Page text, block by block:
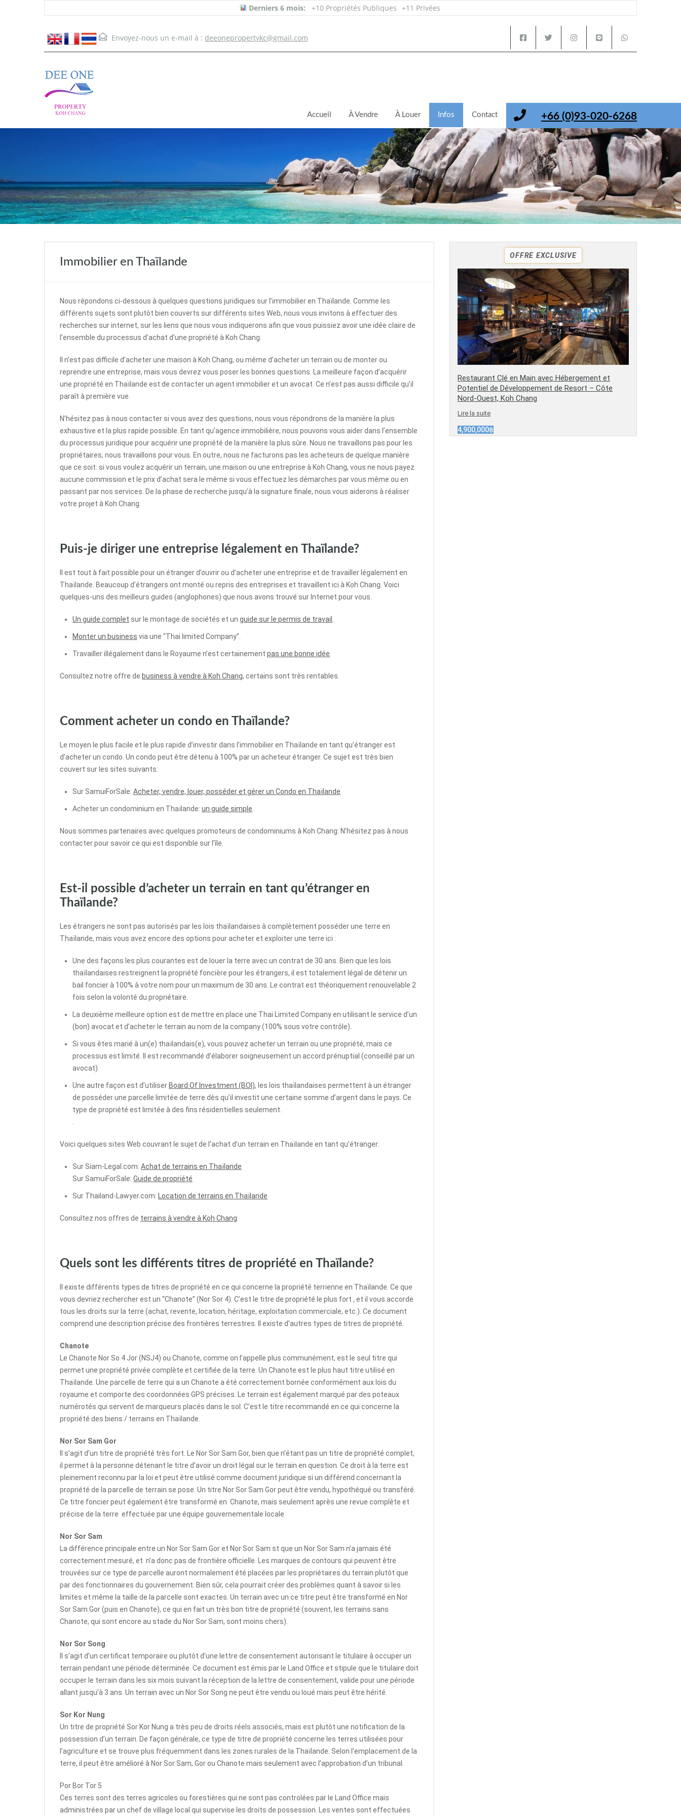
Derniers 6 mois: +10 Propriétés Publiques +11 Privées
Envoyez-nous un e-mail à : deeonepropertykc@gmail.com
+66 (0)93-020-6268
Accueil À Vendre À Louer Infos Contact
Immobilier en Thaïlande
Nous répondons ci-dessous à quelques questions juridiques sur l’immobilier en Thaïlande. Comme les
différents sujets sont plutôt bien couverts sur différents sites Web, nous vous invitons à effectuer des
recherches sur internet, sur les liens que nous vous indiquerons afin que vous puissiez avoir une idée claire de
l’ensemble du processus d’achat d’une propriété à Koh Chang.
Il n’est pas difficile d’acheter une maison à Koh Chang, ou même d’acheter un terrain ou de monter ou
reprendre une entreprise, mais vous devrez vous poser les bonnes questions. La meilleure façon d’acquérir
une propriété en Thaïlande est de contacter un agent immobilier et un avocat. Ce n’est pas aussi difficile qu’il
paraît à première vue.
N’hésitez pas à nous contacter si vous avez des questions, nous vous répondrons de la manière la plus
exhaustive et la plus rapide possible. En tant qu’agence immobilière, nous pouvons vous aider dans l’ensemble
du processus juridique pour acquérir une propriété de la manière la plus sûre. Nous ne travaillons pas pour les
propriétaires, nous travaillons pour vous. En outre, nous ne facturons pas les acheteurs de quelque manière
que ce soit: si vous voulez acquérir un terrain, une maison ou une entreprise à Koh Chang, vous ne nous payez
aucune commission et le prix d’achat sera le même si vous effectuez les démarches par vous même ou en
passant par nos services. De la phase de recherche jusqu’à la signature finale, nous vous aiderons à réaliser
votre projet à Koh Chang.
Puis-je diriger une entreprise légalement en Thaïlande?
Il est tout à fait possible pour un étranger d’ouvrir ou d’acheter une entreprise et de travailler légalement en
Thaïlande. Beaucoup d’étrangers ont monté ou repris des entreprises et travaillent ici à Koh Chang. Voici
quelques-uns des meilleurs guides (anglophones) que nous avons trouvé sur Internet pour vous.
Un guide complet sur le montage de sociétés et un guide sur le permis de travail
Monter un business via une “Thai limited Company”.
Travailler illégalement dans le Royaume n’est certainement pas une bonne idée
Consultez notre offre de business à vendre à Koh Chang, certains sont très rentables.
Comment acheter un condo en Thaïlande?
Le moyen le plus facile et le plus rapide d’investir dans l’immobilier en Thaïlande en tant qu’étranger est
d’acheter un condo. Un condo peut être détenu à 100% par un acheteur étranger. Ce sujet est très bien
couvert sur les sites suivants:
Sur SamuiForSale: Acheter, vendre, louer, posséder et gérer un Condo en Thaïlande
Acheter un condominium en Thaïlande: un guide simple
Nous sommes partenaires avec quelques promoteurs de condominiums à Koh Chang: N’hésitez pas à nous
contacter pour savoir ce qui est disponible sur l’île.
Est-il possible d’acheter un terrain en tant qu’étranger en
Thaïlande?
Les étrangers ne sont pas autorisés par les lois thaïlandaises à complètement posséder une terre en
Thaïlande, mais vous avez encore des options pour acheter et exploiter une terre ici :
Une des façons les plus courantes est de louer la terre avec un contrat de 30 ans. Bien que les lois
thaïlandaises restreignent la propriété foncière pour les étrangers, il est totalement légal de détenir un
bail foncier à 100% à votre nom pour un maximum de 30 ans. Le contrat est théoriquement renouvelable 2
fois selon la volonté du propriétaire.
La deuxième meilleure option est de mettre en place une Thai Limited Company en utilisant le service d’un
(bon) avocat et d’acheter le terrain au nom de la company (100% sous votre contrôle).
Si vous êtes marié à un(e) thaïlandais(e), vous pouvez acheter un terrain ou une propriété, mais ce
processus est limité. Il est recommandé d’élaborer soigneusement un accord prénuptial (conseillé par un
avocat).
Une autre façon est d’utiliser Board Of Investment (BOI), les lois thaïlandaises permettent à un étranger
de posséder une parcelle limitée de terre dès qu’il investit une certaine somme d’argent dans le pays. Ce
type de propriété est limitée à des fins résidentielles seulement.
Voici quelques sites Web couvrant le sujet de l’achat d’un terrain en Thaïlande en tant qu’étranger:
Sur Siam-Legal.com: Achat de terrains en Thaïlande
Sur SamuiForSale: Guide de propriété
Sur Thailand-Lawyer.com: Location de terrains en Thaïlande
Consultez nos offres de terrains à vendre à Koh Chang
Quels sont les différents titres de propriété en Thaïlande?
Il existe différents types de titres de propriété en ce qui concerne la propriété terrienne en Thaïlande. Ce que
vous devriez rechercher est un “Chanote” (Nor Sor 4). C’est le titre de propriété le plus fort , et il vous accorde
tous les droits sur la terre (achat, revente, location, héritage, exploitation commerciale, etc.). Ce document
comprend une description précise des frontières terrestres. Il existe d’autres types de titres de propriété.
Chanote
Le Chanote Nor So 4 Jor (NSJ4) ou Chanote, comme on l’appelle plus communément, est le seul titre qui
permet une propriété privée complète et certifiée de la terre. Un Chanote est le plus haut titre utilisé en
Thaïlande. Une parcelle de terre qui a un Chanote a été correctement bornée conformément aux lois du
royaume et comporte des coordonnées GPS précises. Le terrain est également marqué par des poteaux
numérotés qui servent de marqueurs placés dans le sol. C’est le titre recommandé en ce qui concerne la
propriété des biens / terrains en Thaïlande.
Nor Sor Sam Gor
Il s’agit d’un titre de propriété très fort. Le Nor Sor Sam Gor, bien que n’étant pas un titre de propriété complet,
il permet à la personne détenant le titre d’avoir un droit légal sur le terrain en question. Ce droit à la terre est
pleinement reconnu par la loi et peut être utilisé comme document juridique si un différend concernant la
propriété de la parcelle de terrain se pose. Un titre Nor Sor Sam Gor peut être vendu, hypothéqué ou transféré.
Ce titre foncier peut également être transformé en Chanote, mais seulement après une revue complète et
précise de la terre effectuée par une équipe gouvernementale locale
Nor Sor Sam
La différence principale entre un Nor Sor Sam Gor et Nor Sor Sam st que un Nor Sor Sam n’a jamais été
correctement mesuré, et n’a donc pas de frontière officielle. Les marques de contours qui peuvent être
trouvées sur ce type de parcelle auront normalement été placées par les propriétaires du terrain plutôt que
par des fonctionnaires du gouvernement. Bien sûr, cela pourrait créer des problèmes quant à savoir si les
limites et même la taille de la parcelle sont exactes. Un terrain avec un ce titre peut être transformé en Nor
Sor Sam Gor (puis en Chanote), ce qui en fait un très bon titre de propriété (souvent, les terrains sans
Chanote, qui sont encore au stade du Nor Sor Sam, sont moins chers).
Nor Sor Song
Il s’agit d’un certificat temporaire ou plutôt d’une lettre de consentement autorisant le titulaire à occuper un
terrain pendant une période déterminée. Ce document est émis par le Land Office et stipule que le titulaire doit
occuper le terrain dans les six mois suivant la réception de la lettre de consentement, valide pour une période
allant jusqu’à 3 ans. Un terrain avec un Nor Sor Song ne peut être vendu ou loué mais peut être hérité.
Sor Kor Nung
Un titre de propriété Sor Kor Nung a très peu de droits réels associés, mais est plutôt une notification de la
possession d’un terrain. De façon générale, ce type de titre de propriété concerne les terres utilisées pour
l’agriculture et se trouve plus fréquemment dans les zones rurales de la Thaïlande. Selon l’emplacement de la
terre, il peut être amélioré à Nor Sor Sam, Gor ou Chanote mais seulement avec l’approbation d’un tribunal.
Por Bor Tor 5
Ces terres sont des terres agricoles ou forestières qui ne sont pas controlées par le Land Office mais
administrées par un chef de village local qui supervise les droits de possession. Les ventes sont effectuées
OFFRE EXCLUSIVE
Restaurant Clé en Main avec Hébergement et
Potentiel de Développement de Resort – Côte
Nord-Ouest, Koh Chang
Lire la suite
4,900,000฿